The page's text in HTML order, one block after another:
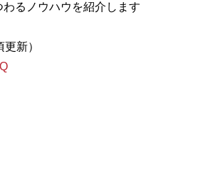
るノウハウを紹介します
新）